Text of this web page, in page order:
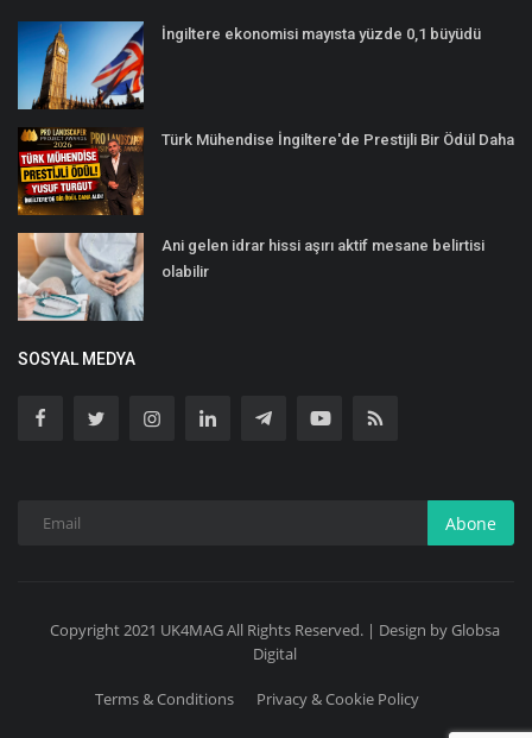
İngiltere ekonomisi mayısta yüzde 0,1 büyüdü
Türk Mühendise İngiltere'de Prestijli Bir Ödül Daha
Ani gelen idrar hissi aşırı aktif mesane belirtisi
olabilir
SOSYAL MEDYA
Abone
Copyright 2021 UK4MAG All Rights Reserved. | Design by Globsa
Digital
Terms & Conditions Privacy & Cookie Policy